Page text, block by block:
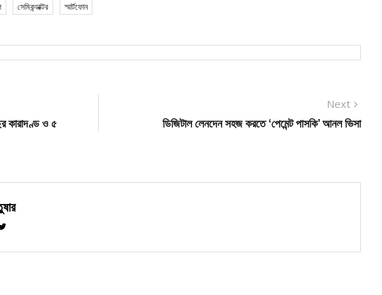
সেমিকন্ডাক্টর স্মার্টফোন
কারাদণ্ড ও ৫
Next
post:
ডিজিটাল লেনদেন সহজ করতে ‘পেমেন্ট পাসকি’ আনল ভিসা